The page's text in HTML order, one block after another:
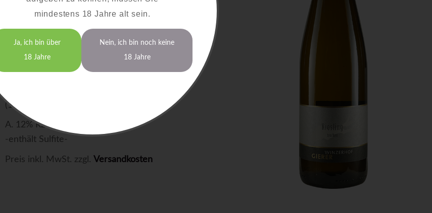
15,00 €
(1,0 Liter = 20 €)
A. 12% RZ: 0,6 S: 8,2
-enthält Sulfite-
Preis inkl. MwSt. zzgl. Versandkosten
mindestens 18 Jahre alt sein.
Ja, ich bin über
18 Jahre
Nein, ich bin noch keine
18 Jahre